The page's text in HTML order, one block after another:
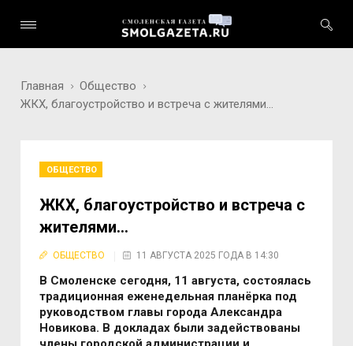
Главная
Общество
ЖКХ, благоустройство и встреча с жителями...
ОБЩЕСТВО
ЖКХ, благоустройство и встреча с
жителями...
ОБЩЕСТВО 11 АВГУСТА 2025 ГОДА В 14:30
В Смоленске сегодня, 11 августа, состоялась
традиционная еженедельная планёрка под
руководством главы города Александра
Новикова. В докладах были задействованы